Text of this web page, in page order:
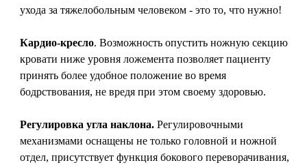
ухода за тяжелобольным человеком - это то, что нужно!
Кардио-кресло. Возможность опустить ножную секцию
кровати ниже уровня ложемента позволяет пациенту
принять более удобное положение во время
бодрствования, не вредя при этом своему здоровью.
Регулировка угла наклона. Регулировочными
механизмами оснащены не только головной и ножной
отдел, присутствует функция бокового переворачивания,